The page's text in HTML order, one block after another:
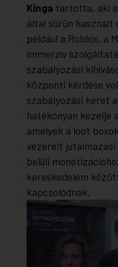
Kinga tartotta, aki
által sűrűn
például a Roblox, a
immerzív
szabályozási
központi kérdése
szabályozási keret
hatékonyan kezelje
amelyek a loot
vezérelt
belüli
kereskedelem
kapcsolódnak.